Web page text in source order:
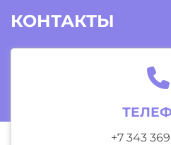
КОНТАКТЫ
+7 343